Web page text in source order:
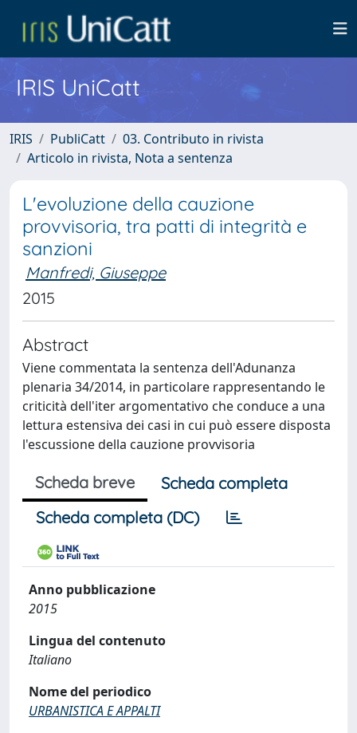
IRIS UniCatt
IRIS PubliCatt
03. Contributo in rivista
Articolo in rivista, Nota a sentenza
L'evoluzione della cauzione
provvisoria, tra patti di integrità e
sanzioni
Manfredi, Giuseppe
2015
Abstract
Viene commentata la sentenza dell'Adunanza
plenaria 34/2014, in particolare rappresentando le
criticità dell'iter argomentativo che conduce a una
lettura estensiva dei casi in cui può essere disposta
l'escussione della cauzione provvisoria
Scheda breve
Scheda completa
Scheda completa (DC)
Anno pubblicazione
2015
Lingua del contenuto
Italiano
Nome del periodico
URBANISTICA E APPALTI